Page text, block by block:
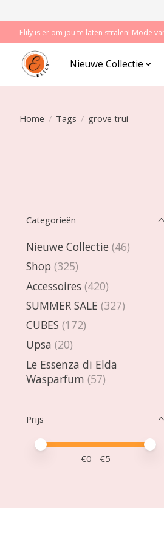
Elily is er om jou te laten stralen! Mode
Nieuwe Collectie
Home / Tags / grove trui
Categorieën
Nieuwe Collectie (46)
Shop (325)
Accessoires (420)
SUMMER SALE (327)
CUBES (172)
Upsa (20)
Le Essenza di Elda
Wasparfum (57)
Prijs
Minimale prijswaarde
Price maximum value
€0 - €5